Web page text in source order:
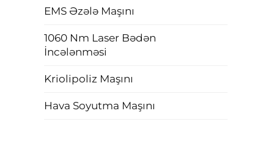
EMS Əzələ Maşını
1060 Nm Laser Bədən
İncələnməsi
Kriolipoliz Maşını
Hava Soyutma Maşını